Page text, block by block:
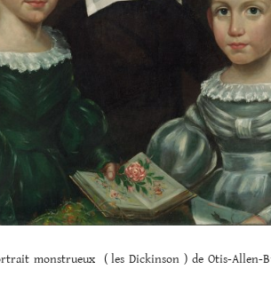
monstrueux ( les Dickinson ) de Otis-Allen-